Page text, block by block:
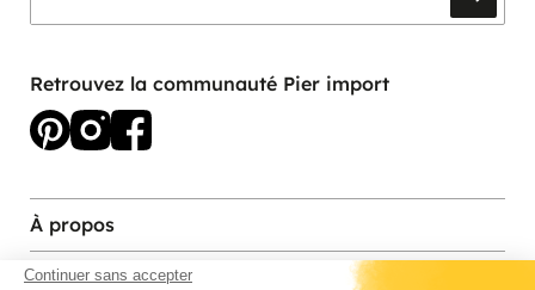
Continuer sans accepter
Retrouvez la communauté Pier import
À propos
Services et contact